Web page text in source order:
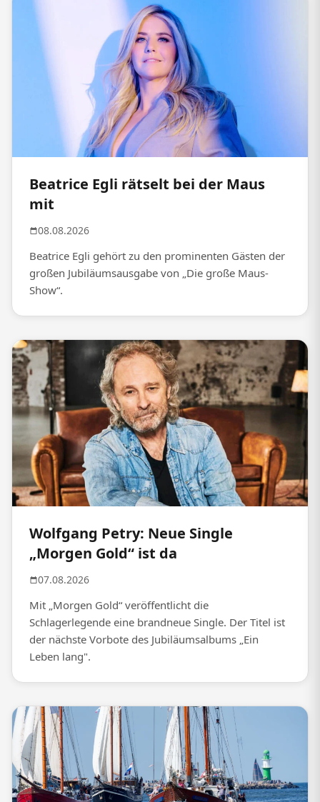
Beatrice Egli rätselt bei der Maus
mit
08.08.2026
Beatrice Egli gehört zu den prominenten Gästen der
großen Jubiläumsausgabe von „Die große Maus-
Show“.
Wolfgang Petry: Neue Single
„Morgen Gold“ ist da
07.08.2026
Mit „Morgen Gold“ veröffentlicht die
Schlagerlegende eine brandneue Single. Der Titel ist
der nächste Vorbote des Jubiläumsalbums „Ein
Leben lang".